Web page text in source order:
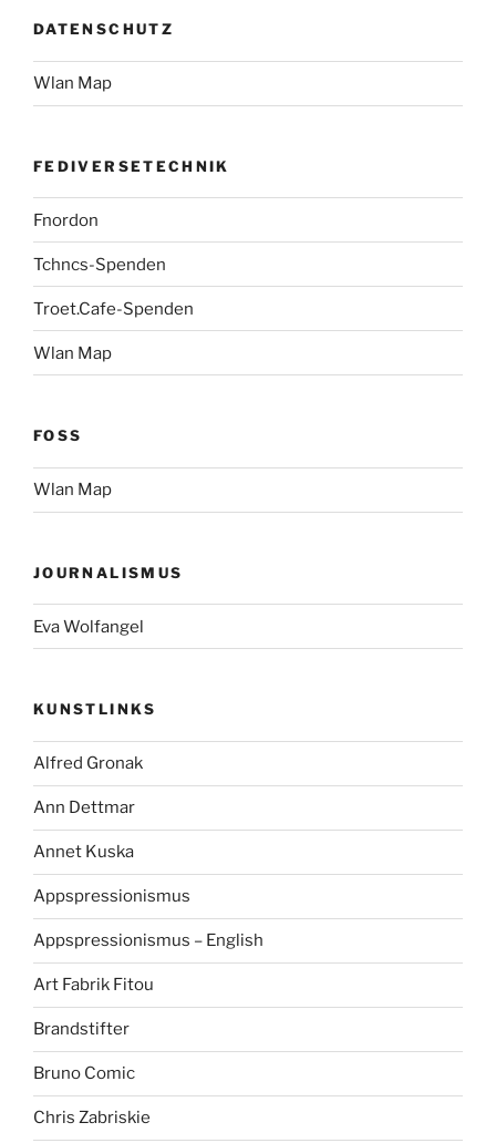
DATENSCHUTZ
Wlan Map
FEDIVERSETECHNIK
Fnordon
Tchncs-Spenden
Troet.Cafe-Spenden
Wlan Map
FOSS
Wlan Map
JOURNALISMUS
Eva Wolfangel
KUNSTLINKS
Alfred Gronak
Ann Dettmar
Annet Kuska
Appspressionismus
Appspressionismus – English
Art Fabrik Fitou
Brandstifter
Bruno Comic
Chris Zabriskie